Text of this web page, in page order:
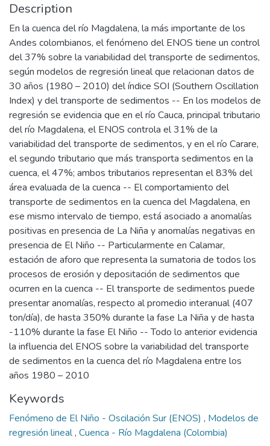
Description
En la cuenca del río Magdalena, la más importante de los
Andes colombianos, el fenómeno del ENOS tiene un control
del 37% sobre la variabilidad del transporte de sedimentos,
según modelos de regresión lineal que relacionan datos de
30 años (1980 – 2010) del índice SOI (Southern Oscillation
Index) y del transporte de sedimentos -- En los modelos de
regresión se evidencia que en el río Cauca, principal tributario
del río Magdalena, el ENOS controla el 31% de la
variabilidad del transporte de sedimentos, y en el río Carare,
el segundo tributario que más transporta sedimentos en la
cuenca, el 47%; ambos tributarios representan el 83% del
área evaluada de la cuenca -- El comportamiento del
transporte de sedimentos en la cuenca del Magdalena, en
ese mismo intervalo de tiempo, está asociado a anomalías
positivas en presencia de La Niña y anomalías negativas en
presencia de El Niño -- Particularmente en Calamar,
estación de aforo que representa la sumatoria de todos los
procesos de erosión y depositación de sedimentos que
ocurren en la cuenca -- El transporte de sedimentos puede
presentar anomalías, respecto al promedio interanual (407
ton/día), de hasta 350% durante la fase La Niña y de hasta
-110% durante la fase El Niño -- Todo lo anterior evidencia
la influencia del ENOS sobre la variabilidad del transporte
de sedimentos en la cuenca del río Magdalena entre los
años 1980 – 2010
Keywords
Fenómeno de El Niño - Oscilación Sur (ENOS) , Modelos de
regresión lineal, Cuenca - Río Magdalena (Colombia)